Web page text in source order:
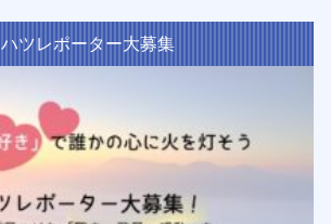
ハツレポーター大募集